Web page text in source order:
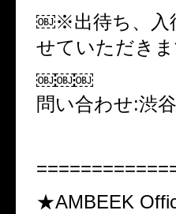
￼※出待ち、入
せていただき
￼￼￼
問い合わせ:渋
★AMBEEK